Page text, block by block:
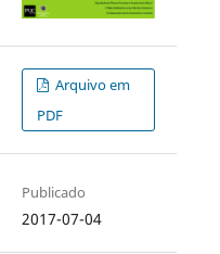
Arquivo em
PDF
Publicado
2017-07-04